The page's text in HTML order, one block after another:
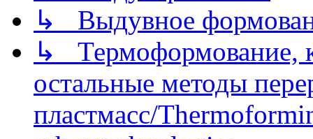
↳ Выдувное
↳ Термоформование,
остальные методы
пластмасс/